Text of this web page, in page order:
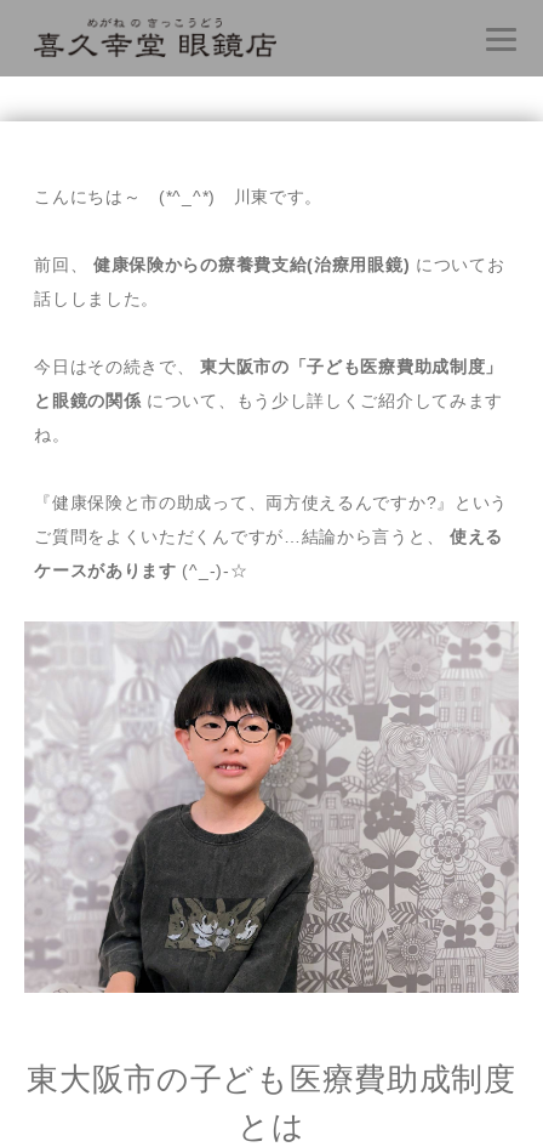
こんにちは～ (*^_^*) 川東です。
前回、 健康保険からの療養費支給(治療用眼鏡) についてお
話ししました。
今日はその続きで、東大阪市の「子ども医療費助成制度」
と眼鏡の関係 について、もう少し詳しくご紹介してみます
ね。
『健康保険と市の助成って、両方使えるんですか?』という
ご質問をよくいただくんですが…結論から言うと、 使える
ケースがあります (^_-)-☆
東大阪市の子ども医療費助成制度
とは